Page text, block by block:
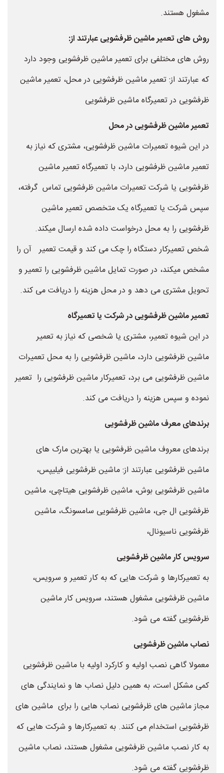
مشغول هستند.
روش های تعمیر ماشین ظرفشویی عبارتند از:
روش های مختلفی برای تعمیر ماشین ظرفشویی وجود دارد
که عبارتند از: تعمیر ماشین ظرفشویی در محل، تعمیر ماشین
ظرفشویی در تعمیرگاه ماشین ظرفشویی
تعمیر ماشین ظرفشویی در محل
در این شیوه تعمیرات ماشین ظرفشویی، مشتری که نیاز به
تعمیر ماشین ظرفشویی دارد، با تعمیرگاه تعمیر ماشین
ظرفشویی یا شرکت تعمیرات ماشین ظرفشویی تماس گرفته،
سپس شرکت یا تعمیرگاه یک متخصص تعمیر ماشین
ظرفشویی را به محل درخواست داده شده ارسال میکند.
شخص تعمیرکار دستگاه را چک می کند و قیمت تعمیر آن را
مشخص میکند، در صورت تمایل ماشین ظرفشویی را تعمیر و
تحویل مشتری می دهد و در محل هزینه را دریافت می کند.
تعمیر ماشین ظرفشویی در شرکت یا تعمیرگاه
در این شیوه تعمیر، مشتری یا شخصی که نیاز به تعمیر
ماشین ظرفشویی دارد، ماشین ظرفشویی را به محل تعمیرات
ماشین ظرفشویی می برد، تعمیرکار ماشین ظرفشویی را تعمیر
نموده و سپس هزینه را دریافت می کند.
برندهای معرف ماشین ظرفشویی
برندهای معروف ماشین ظرفشویی یا بهترین مارک های
ماشین ظرفشویی عبارتند از: ماشین ظرفشویی فیلیپس،
ماشین ظرفشویی بوش، ماشین ظرفشویی هیتاچی، ماشین
ظرفشویی ال جی، ماشین ظرفشویی سامسونگ، ماشین
ظرفشویی ناسیونال،
سرویس کار ماشین ظرفشویی
به تعمیرکارها و شرکت هایی که به کار تعمیر و سرویس،
ماشین ظرفشویی مشغول هستند، سرویس کار ماشین
ظرفشویی گفته می شود.
نصاب ماشین ظرفشویی
معمولا گاهی نصب اولیه و کارکرد اولیه با ماشین ظرفشویی
کمی مشکل است، به همین دلیل نصاب ها و نمایندگی های
مجاز ماشین های ظرفشویی نصاب هایی را برای ماشین های
ظرفشویی استخدام می کنند. به تعمیرکارها و شرکت هایی که
به کار نصب ماشین ظرفشویی مشغول هستند، نصاب ماشین
ظرفشویی گفته می شود.